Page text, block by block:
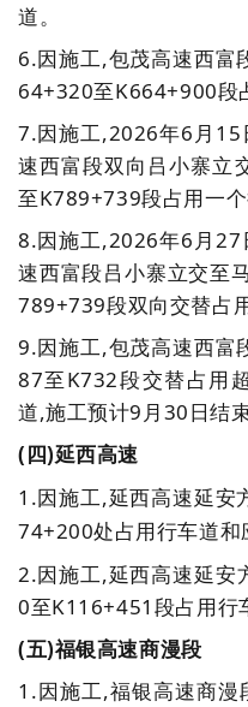
道。
6.因施工,包茂高速西富
64+320至K664+900段
7.因施工,2026年6月
速西富段双向吕小寨立
至K789+739段占用一个
8.因施工,2026年6月
速西富段吕小寨立交至
789+739段双向交替占
9.因施工,包茂高速西富
87至K732段交替占用
道,施工预计9月30日结束
(四)延西高速
1.因施工,延西高速延安
74+200处占用行车道和
2.因施工,延西高速延安
0至K116+451段占用行
(五)福银高速商漫段
1.因施工,福银高速商漫